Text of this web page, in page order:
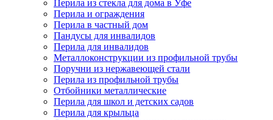
Перила из стекла для дома в Уфе
Перила и ограждения
Перила в частный дом
Пандусы для инвалидов
Перила для инвалидов
Металлоконструкции из профильной трубы
Поручни из нержавеющей стали
Перила из профильной трубы
Отбойники металлические
Перила для школ и детских садов
Перила для крыльца